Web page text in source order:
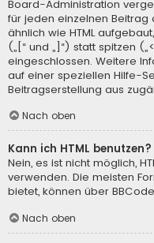
Board-Administration
für jeden einzelnen Beitrag
ähnlich wie HTML
(„[“ und „]“) statt spitzen
eingeschlossen. Weitere
auf einer speziellen Hilfe-
Beitragserstellung aus
Nach oben
Kann ich HTML benutzen?
Nein, es ist nicht möglich,
verwenden. Die meisten
bietet, können über
Nach oben